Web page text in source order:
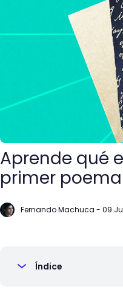
Aprende qué
primer
Fernando Machuca - 09
Índice